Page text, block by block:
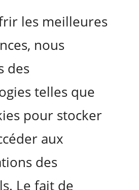
les meilleures
nous
des
telles que
pour stocker
aux
des
Le fait de
calibré la
pour qu’elle
: la rigueur
ne laisse pas
des variations
»